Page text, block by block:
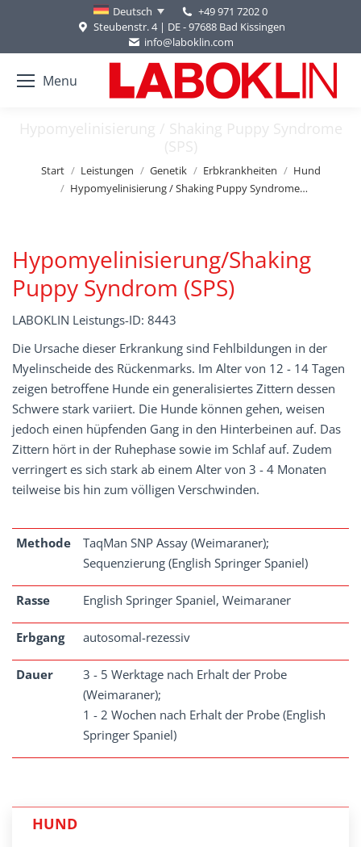
Deutsch
+49 971 7202 0
Steubenstr. 4 | DE - 97688 Bad Kissingen
info@laboklin.com
Menu
Hypomyelinisierung / Shaking Puppy Syndrome
(SPS)
Sie befinden sich hier:
Start Leistungen Genetik Erbkrankheiten
Hund
Hypomyelinisierung / Shaking Puppy Syndrome…
Hypomyelinisierung/Shaking
Puppy Syndrom (SPS)
LABOKLIN Leistungs-ID: 8443
Die Ursache dieser Erkrankung sind Fehlbildungen in der
Myelinscheide des Rückenmarks. Im Alter von 12 - 14 Tagen
zeigen betroffene Hunde ein generalisiertes Zittern dessen
Schwere stark variiert. Die Hunde können gehen, weisen
jedoch einen hüpfenden Gang in den Hinterbeinen auf. Das
Zittern hört in der Ruhephase sowie im Schlaf auf. Zudem
verringert es sich stark ab einem Alter von 3 - 4 Monaten
teilweise bis hin zum völligen Verschwinden.
Methode
TaqMan SNP Assay (Weimaraner);
Sequenzierung (English Springer Spaniel)
Rasse English Springer Spaniel, Weimaraner
Erbgang autosomal-rezessiv
Dauer
3 - 5 Werktage nach Erhalt der Probe
(Weimaraner);
1 - 2 Wochen nach Erhalt der Probe (English
Springer Spaniel)
HUND